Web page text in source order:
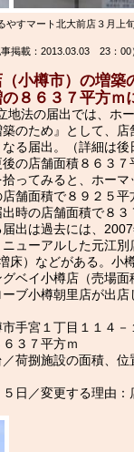
やすマート北大前店３月上
事掲載：2013.03.03 23：00
小樽市）の増築
８６３７平方ｍ
地法の届出では、ホ
のため』として、店
る届出。（詳細は
の店舗面積８６３７
ってみると、ホー
舗面積で８９２５平
時の店舗面積で８
出は過去には、
ューアルした元江
床）などがある。小
ベイ小樽店（売場
ブ小樽朝里店が出店
手宮１丁目１１４－
３７平方ｍ
荷捌施設の面積、位
日／変更する理由：